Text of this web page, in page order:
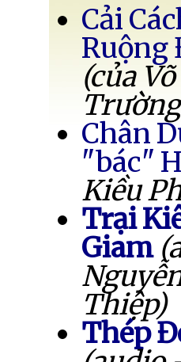
Cải
Ruộng
(của Võ
Chân
"bác"
Kiều
Trại
Giam
Thiệp)
Thép